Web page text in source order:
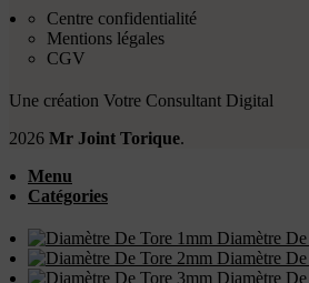
Centre confidentialité
Mentions légales
CGV
Une création Votre Consultant Digital
2026 Mr Joint Torique.
Menu
Catégories
Diamètre
Diamètre
Diamètre